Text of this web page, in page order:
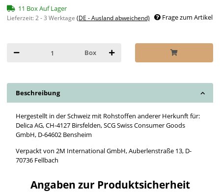
11 Box Auf Lager
Lieferzeit:2 - 3 Werktage (DE - Ausland abweichend) Frage zum Artikel
Box
Beschreibung
Hergestellt in der Schweiz mit Rohstoffen anderer Herkunft für:
Delica AG, CH-4127 Birsfelden, SCG Swiss Consumer Goods
GmbH, D-64602 Bensheim
Verpackt von 2M International GmbH, Auberlenstraße 13, D-
70736 Fellbach
Angaben zur Produktsicherheit